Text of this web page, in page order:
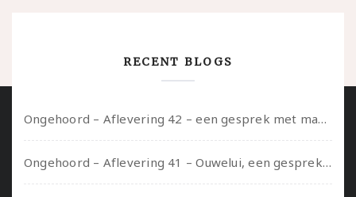
RECENT BLOGS
Ongehoord – Aflevering 42 – een gesprek met marijn over seksueel opbloeien, het ouderschap uitvinden en verschillende leeftijden in je mee dragen
Ongehoord – Aflevering 41 – Ouwelui, een gesprek met Marcelle over polyamorie op latere leeftijd, (mantel)zorg voor je partners en seksueel plezier.